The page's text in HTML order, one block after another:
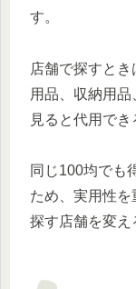
す。
店舗で探すと
用品、収納用
見ると代用でき
同じ100均でも
ため、実用性
探す店舗を変え